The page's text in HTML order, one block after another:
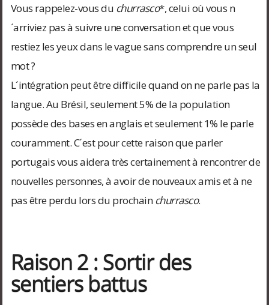
Vous rappelez-vous du churrasco*, celui où vous n
´arriviez pas à suivre une conversation et que vous
restiez les yeux dans le vague sans comprendre un seul
mot ?
L´intégration peut être difficile quand on ne parle pas la
langue. Au Brésil, seulement 5% de la population
possède des bases en anglais et seulement 1% le parle
couramment. C´est pour cette raison que parler
portugais vous aidera très certainement à rencontrer de
nouvelles personnes, à avoir de nouveaux amis et à ne
pas être perdu lors du prochain churrasco.
Raison 2 : Sortir des
sentiers battus